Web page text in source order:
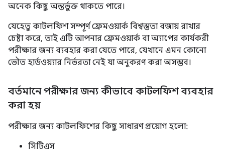
অনেক কিছু অন্তর্ভুক্ত থাকতে পারে।
যেহেতু কাটলফিশ সম্পূর্ণ ফ্রেমওয়ার্ক বিশ্বস্ততা বজায় রাখার
চেষ্টা করে, তাই এটি আপনার ফ্রেমওয়ার্ক বা অ্যাপের কার্যকরী
পরীক্ষার জন্য ব্যবহার করা যেতে পারে, যেখানে এমন কোনো
ভৌত হার্ডওয়্যার নির্ভরতা নেই যা অনুকরণ করা অসম্ভব।
বর্তমানে পরীক্ষার জন্য কীভাবে কাটলফিশ ব্যবহার
করা হয়
পরীক্ষার জন্য কাটলফিশের কিছু সাধারণ প্রয়োগ হলো:
সিটিএস